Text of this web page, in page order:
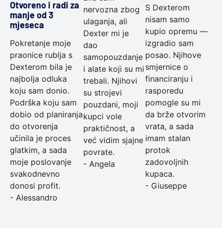
Otvoreno i radi za
manje od 3
mjeseca
Pokretanje moje
praonice rublja s
Dexterom bila je
najbolja odluka
koju sam donio.
Podrška koju sam
dobio od planiranja
do otvorenja
učinila je proces
glatkim, a sada
moje poslovanje
svakodnevno
donosi profit.
- Alessandro
nervozna zbog
ulaganja, ali
Dexter mi je
dao
samopouzdanje
i alate koji su mi
trebali. Njihovi
su strojevi
pouzdani, moji
kupci vole
praktičnost, a
već vidim sjajne
povrate.
- Angela
S Dexterom
nisam samo
kupio opremu —
izgradio sam
posao. Njihove
smjernice o
financiranju i
rasporedu
pomogle su mi
da brže otvorim
vrata, a sada
imam stalan
protok
zadovoljnih
kupaca.
- Giuseppe